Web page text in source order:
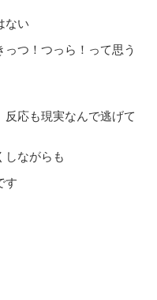
ない
つ！つっら！って思う
反応も現実なんで逃げて
しながらも
す